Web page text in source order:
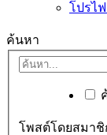
โปรไ
ค้นหา
โพสต์โดยสมาชิ